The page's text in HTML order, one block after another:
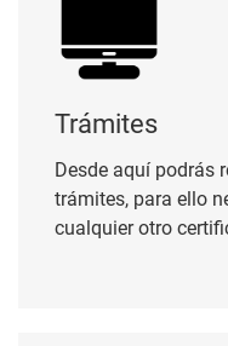
Trámites
Desde aquí podrás
trámites, para ello
cualquier otro